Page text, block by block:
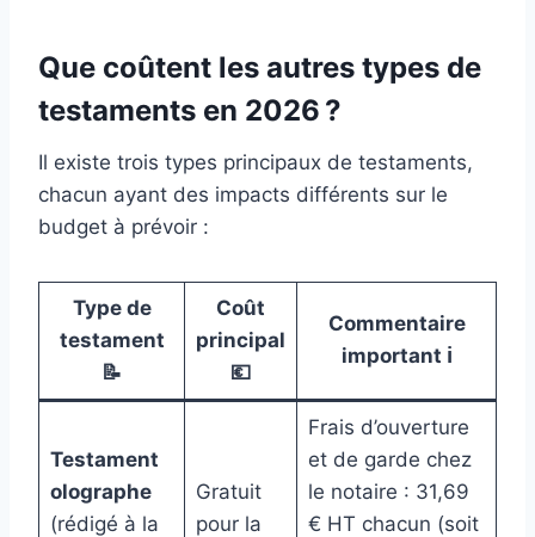
Que coûtent les autres types de
testaments en 2026 ?
Il existe trois types principaux de testaments,
chacun ayant des impacts différents sur le
budget à prévoir :
Type de
testament
📝
Coût
principal
💶
Commentaire
important ℹ️
Testament
olographe
(rédigé à la
Gratuit
pour la
Frais d’ouverture
et de garde chez
le notaire : 31,69
€ HT chacun (soit